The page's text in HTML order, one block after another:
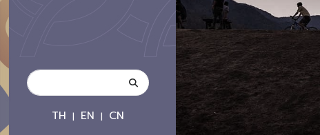
TH | EN | CN